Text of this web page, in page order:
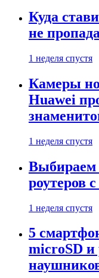
Куда
не
1 неделя спустя
Камеры
Huawei
1 неделя спустя
Выбираем
роутеров
1 неделя спустя
5
microSD и